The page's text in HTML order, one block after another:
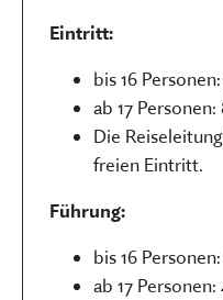
Eintritt:
bis 16
ab 17
Die
freien Eintritt.
Führung:
bis 16
ab 17